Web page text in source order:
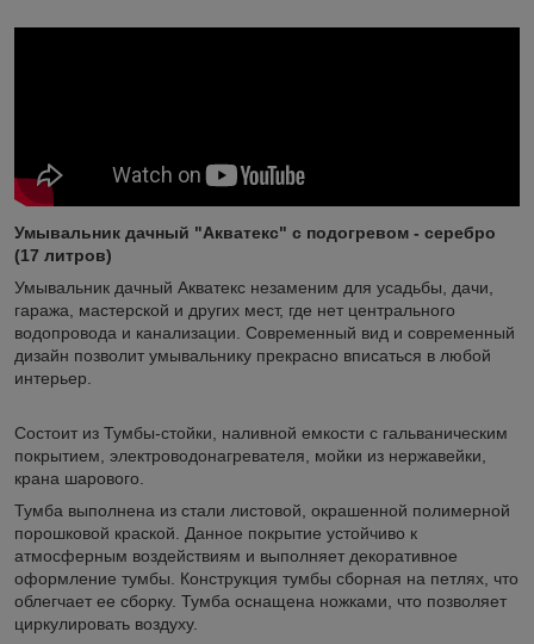
Умывальник дачный "Акватекс" с подогревом - серебро
(17 литров)
Умывальник дачный Акватекс незаменим для усадьбы, дачи,
гаража, мастерской и других мест, где нет центрального
водопровода и канализации. Современный вид и современный
дизайн позволит умывальнику прекрасно вписаться в любой
интерьер.
Состоит из Тумбы-стойки, наливной емкости с гальваническим
покрытием, электроводонагревателя, мойки из нержавейки,
крана шарового.
Тумба выполнена из стали листовой, окрашенной полимерной
порошковой краской. Данное покрытие устойчиво к
атмосферным воздействиям и выполняет декоративное
оформление тумбы. Конструкция тумбы сборная на петлях, что
облегчает ее сборку. Тумба оснащена ножками, что позволяет
циркулировать воздуху.